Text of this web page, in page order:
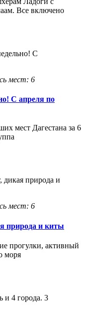
Все включено
мест: 6
С апреля по
мест Дагестана за 6
мест: 6
природа и киты
прогулки, активный
моря